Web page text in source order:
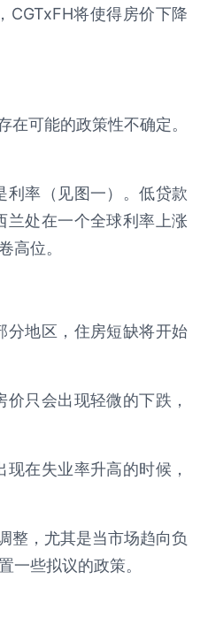
CGTxFH将使得房价下降
可能的政策性不确定。
利率（见图一）。低贷款
兰处在一个全球利率上涨
高位。
分地区，住房短缺将开始
只会出现轻微的下跌，
在失业率升高的时候，
整，尤其是当市场趋向负
一些拟议的政策。